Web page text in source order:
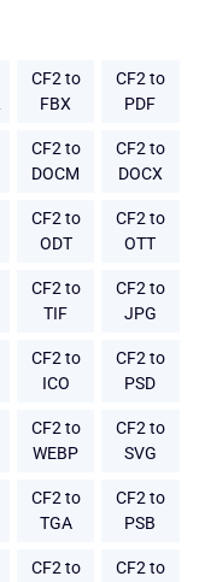
CF2 to
FBX
CF2 to
PDF
CF2 to
DOCM
CF2 to
DOCX
CF2 to
ODT
CF2 to
OTT
CF2 to
TIF
CF2 to
JPG
CF2 to
ICO
CF2 to
PSD
CF2 to
WEBP
CF2 to
SVG
CF2 to
TGA
CF2 to
PSB
CF2 to
CF2 to